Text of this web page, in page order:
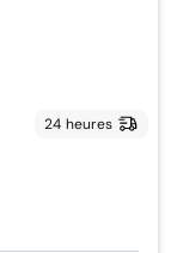
24 heures